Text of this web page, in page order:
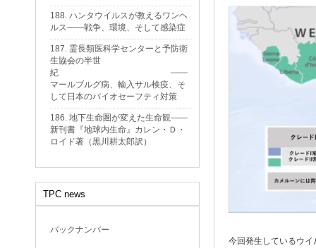
今回発生しているウ
188. ハンタウイルスが教えるワンヘ
ルス——戦争、環境、そして感染症
187. 霊長類医科学センターと予防衛
生協会の半世
紀 ——
マールブルグ病、輸入サル検疫、そ
して日本のバイオセーフティ対策
186. 地下生命圏が変えた生命観——
新刊書『地球内生命』カレン・Ｄ・
ロイド著（黒川耕太郎訳）
TPC news
バックナンバー